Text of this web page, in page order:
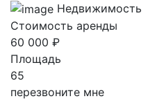
Недвижимость
Стоимость аренды
60 000 ₽
Площадь
65
перезвоните мне